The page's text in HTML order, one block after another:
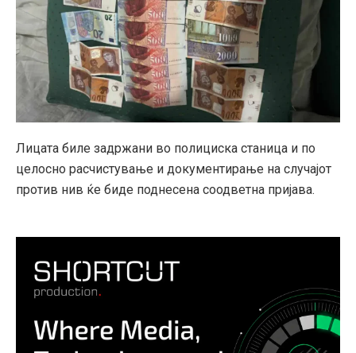
Лицата биле задржани во полициска станица и по
целосно расчистување и документирање на случајот
против нив ќе биде поднесена соодветна пријава.